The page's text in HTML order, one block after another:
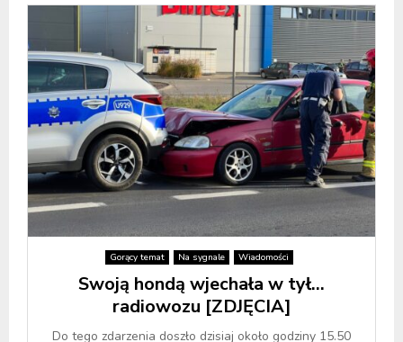
Gorący temat Na sygnale Wiadomości
Swoją hondą wjechała w tył…
radiowozu [ZDJĘCIA]
Do tego zdarzenia doszło dzisiaj około godziny 15.50